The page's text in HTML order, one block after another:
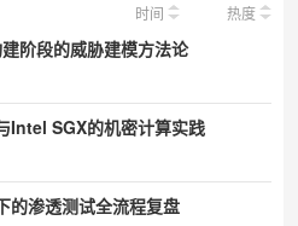
时间 热度
阶段的威胁建模方法论
Intel SGX的机密计算实践
的渗透测试全流程复盘